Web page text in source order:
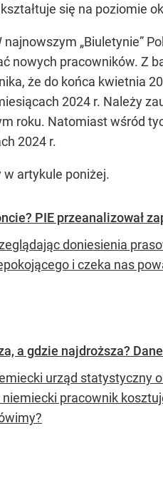
się na poziomie
„Biuletynie”
nowych pracowników. Z
że do końca kwietnia
2024 r. Należy
roku. Natomiast wśród
2024 r.
artykule poniżej.
PIE przeanalizował
doniesienia
i czeka nas
a gdzie najdroższa?
urząd statystyczny
niemiecki pracownik